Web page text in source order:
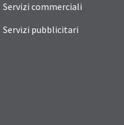
Servizi commerciali
Servizi pubblicitari